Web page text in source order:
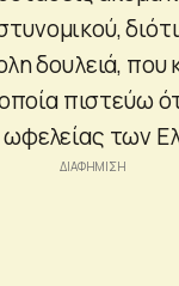
δουλειά, που
πιστεύω
των